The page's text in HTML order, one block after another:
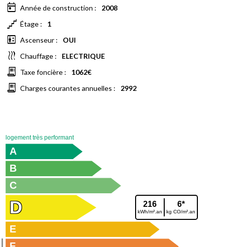
today Année de construction : 2008
floor Étage : 1
elevator Ascenseur : OUI
heat Chauffage : ELECTRIQUE
receipt_long Taxe foncière : 1062€
receipt_long Charges courantes annuelles : 2992
logement très performant
A
B
C
216
kWh/m².an
6*
kg CO/m².an
D
E